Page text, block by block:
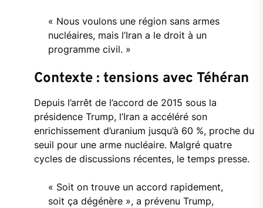
« Nous voulons une région sans armes
nucléaires, mais l’Iran a le droit à un
programme civil. »
Contexte : tensions avec Téhéran
Depuis l’arrêt de l’accord de 2015 sous la
présidence Trump, l’Iran a accéléré son
enrichissement d’uranium jusqu’à 60 %, proche du
seuil pour une arme nucléaire. Malgré quatre
cycles de discussions récentes, le temps presse.
« Soit on trouve un accord rapidement,
soit ça dégénère », a prévenu Trump,